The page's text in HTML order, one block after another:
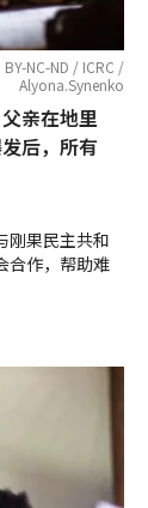
NC-ND / ICRC /
Alyona.Synenko
亲在地里
后，所有
刚果民主共和
合作，帮助难